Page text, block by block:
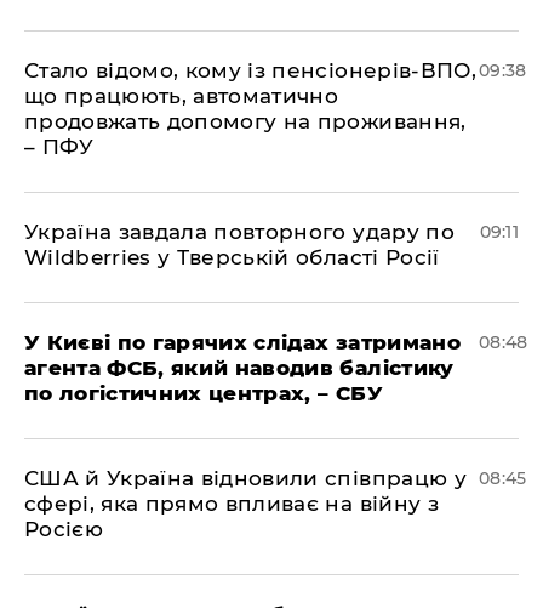
Стало відомо, кому із пенсіонерів-ВПО,
що працюють, автоматично
продовжать допомогу на проживання,
– ПФУ
09:38
Україна завдала повторного удару по
Wildberries у Тверській області Росії
09:11
У Києві по гарячих слідах затримано
агента ФСБ, який наводив балістику
по логістичних центрах, – СБУ
08:48
США й Україна відновили співпрацю у
сфері, яка прямо впливає на війну з
Росією
08:45